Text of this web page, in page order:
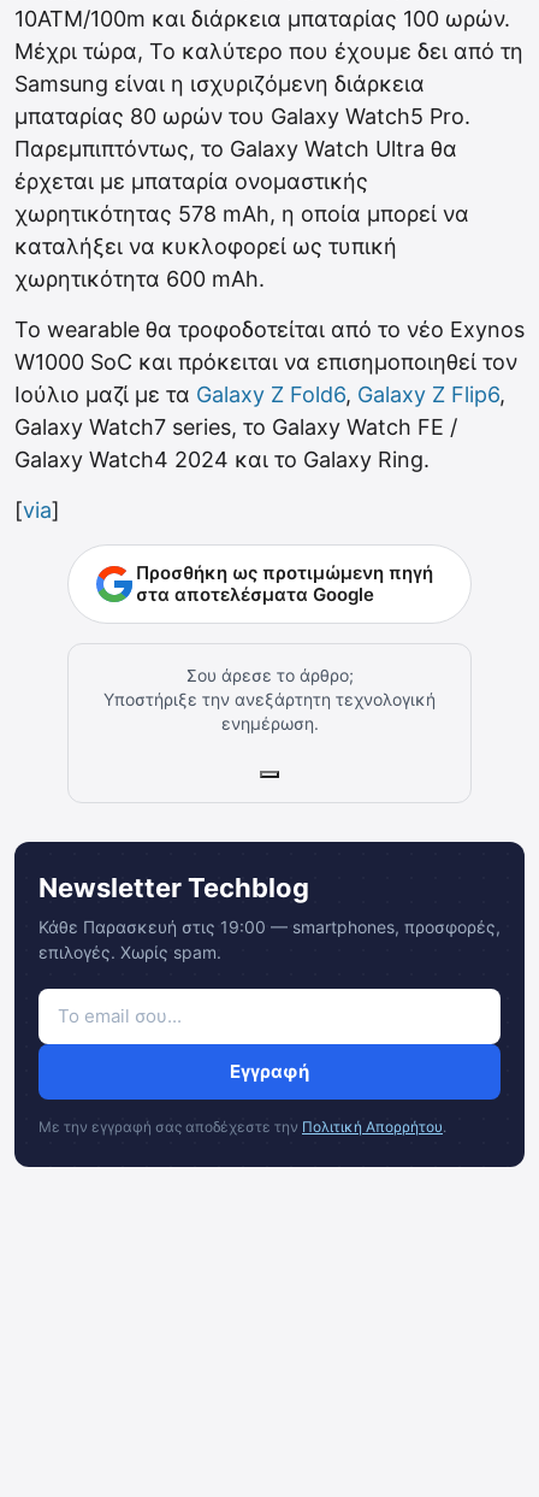
10ATM/100m και διάρκεια μπαταρίας 100 ωρών.
Μέχρι τώρα, Το καλύτερο που έχουμε δει από τη
Samsung είναι η ισχυριζόμενη διάρκεια
μπαταρίας 80 ωρών του Galaxy Watch5 Pro.
Παρεμπιπτόντως, το Galaxy Watch Ultra θα
έρχεται με μπαταρία ονομαστικής
χωρητικότητας 578 mAh, η οποία μπορεί να
καταλήξει να κυκλοφορεί ως τυπική
χωρητικότητα 600 mAh.
To wearable θα τροφοδοτείται από το νέο Exynos
W1000 SoC και πρόκειται να επισημοποιηθεί τον
Ιούλιο μαζί με τα Galaxy Z Fold6, Galaxy Z Flip6,
Galaxy Watch7 series, το Galaxy Watch FE /
Galaxy Watch4 2024 και το Galaxy Ring.
[via]
Προσθήκη ως προτιμώμενη πηγή
στα αποτελέσματα Google
Σου άρεσε το άρθρο;
Υποστήριξε την ανεξάρτητη τεχνολογική
ενημέρωση.
Newsletter Techblog
Κάθε Παρασκευή στις 19:00 — smartphones, προσφορές,
επιλογές. Χωρίς spam.
Εγγραφή
Με την εγγραφή σας αποδέχεστε την Πολιτική Απορρήτου.